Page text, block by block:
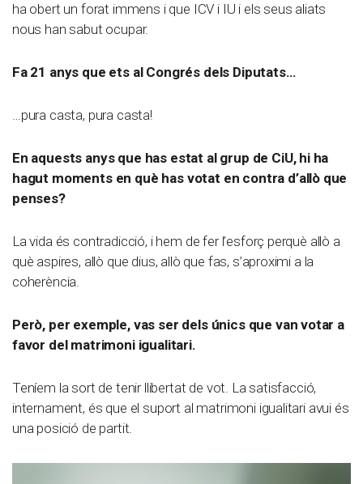
ha obert un forat immens i que ICV i IU i els seus aliats
nous han sabut ocupar.
Fa 21 anys que ets al Congrés dels Diputats…
…pura casta, pura casta!
En aquests anys que has estat al grup de CiU, hi ha
hagut moments en què has votat en contra d’allò que
penses?
La vida és contradicció, i hem de fer l’esforç perquè allò a
què aspires, allò que dius, allò que fas, s’aproximi a la
coherència.
Però, per exemple, vas ser dels únics que van votar a
favor del matrimoni igualitari.
Teníem la sort de tenir llibertat de vot. La satisfacció,
internament, és que el suport al matrimoni igualitari avui és
una posició de partit.